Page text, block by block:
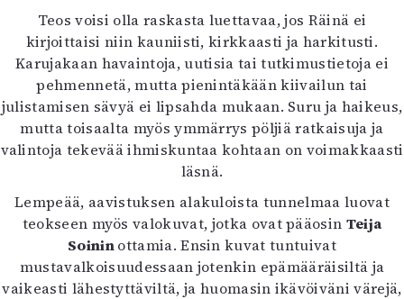
Teos voisi olla raskasta luettavaa, jos Räinä ei
kirjoittaisi niin kauniisti, kirkkaasti ja harkitusti.
Karujakaan havaintoja, uutisia tai tutkimustietoja ei
pehmennetä, mutta pienintäkään kiivailun tai
julistamisen sävyä ei lipsahda mukaan. Suru ja haikeus,
mutta toisaalta myös ymmärrys pöljiä ratkaisuja ja
valintoja tekevää ihmiskuntaa kohtaan on voimakkaasti
läsnä.
Lempeää, aavistuksen alakuloista tunnelmaa luovat
teokseen myös valokuvat, jotka ovat pääosin Teija
Soininottamia. Ensin kuvat tuntuivat
mustavalkoisuudessaan jotenkin epämääräisiltä ja
vaikeasti lähestyttäviltä, ja huomasin ikävöiväni värejä,